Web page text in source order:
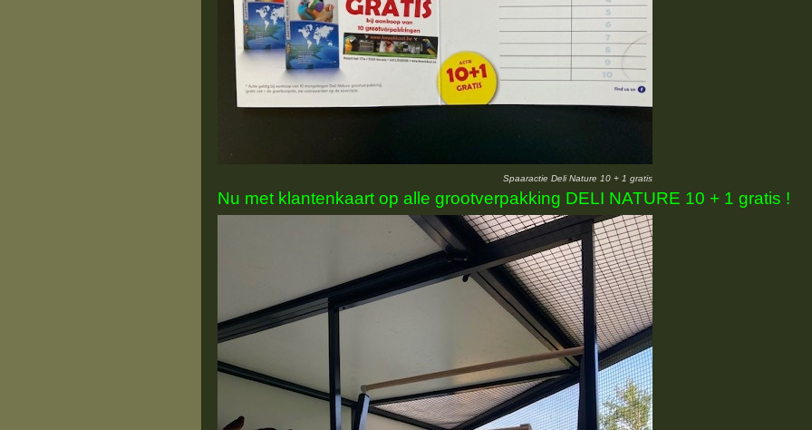
Spaaractie Deli Nature 10 + 1 gratis
Nu met klantenkaart op alle grootverpakking DELI NATURE 10 + 1 gratis !